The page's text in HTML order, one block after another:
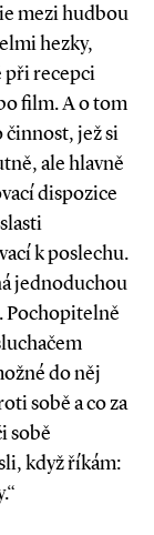
mezi hudbou
hezky,
při recepci
film. A o tom
činnost, jež si
ale hlavně
dispozice
k poslechu.
jednoduchou
Pochopitelně
do něj
sobě a co za
sobě
když říkám: